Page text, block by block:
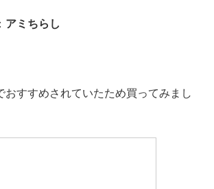
アミちらし
おすすめされていたため買ってみまし